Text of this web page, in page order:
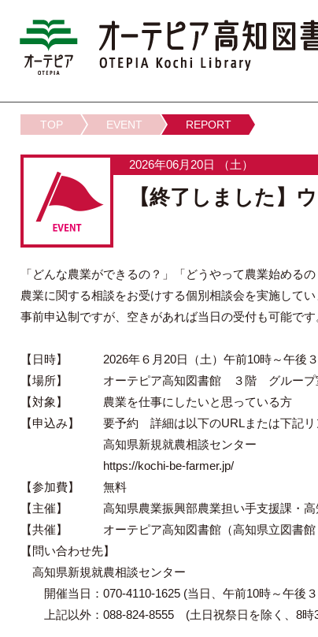
TOP EVENT REPORT
2026年06月20日 （土）
【終了しました】
「どんな農業ができるの？」「どうやって農業始めるの
農業に関する相談をお受けする個別相談会を実施してい
事前申込制ですが、空きがあれば当日の受付も可能です
【日時】 2026年６月20日（土）午前10時～午後
【場所】 オーテピア高知図書館 ３階 グループ
【対象】 農業を仕事にしたいと思っている方
【申込み】 要予約 詳細は以下のURLまたは下記リ
高知県新規就農相談センター
https://kochi-be-farmer.jp/
【参加費】 無料
【主催】 高知県農業振興部農業担い手支援課・高
【共催】 オーテピア高知図書館（高知県立図書館
【問い合わせ先】
高知県新規就農相談センター
開催当日：070-4110-1625 (当日、午前10時～午後
上記以外：088-824-8555 (土日祝祭日を除く、8時